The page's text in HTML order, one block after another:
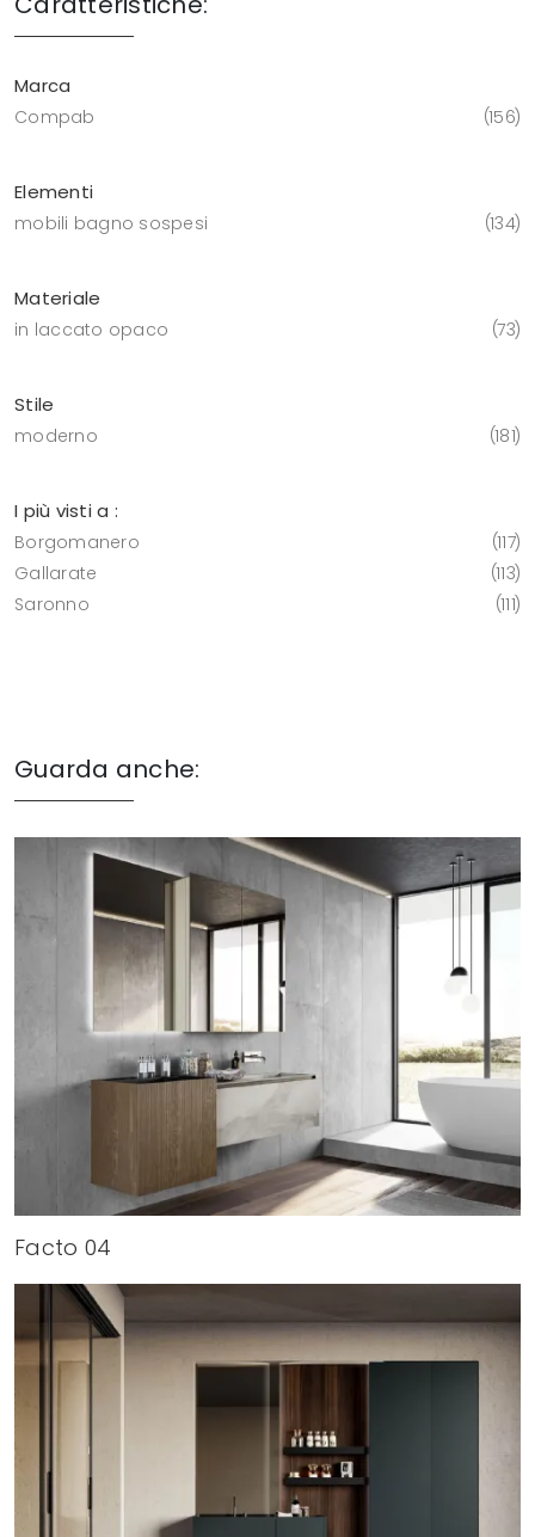
Marca
Compab 156
Elementi
mobili bagno sospesi 134
Materiale
in laccato opaco 73
Stile
moderno 181
I più visti a :
Borgomanero
117
Gallarate
113
Saronno
111
Guarda anche:
Facto 04